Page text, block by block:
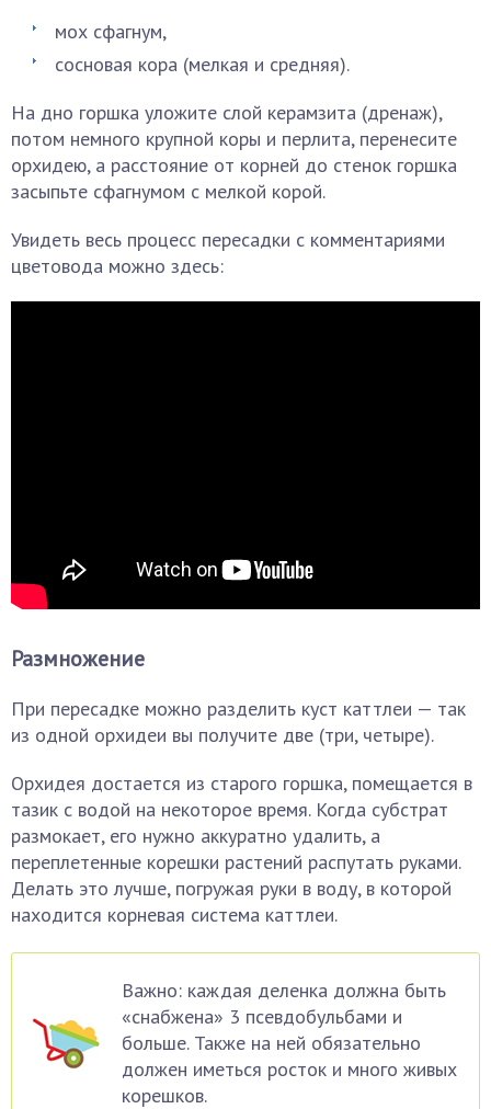
мох сфагнум,
сосновая кора (мелкая и средняя).
На дно горшка уложите слой керамзита (дренаж),
потом немного крупной коры и перлита, перенесите
орхидею, а расстояние от корней до стенок горшка
засыпьте сфагнумом с мелкой корой.
Увидеть весь процесс пересадки с комментариями
цветовода можно здесь:
Размножение
При пересадке можно разделить куст каттлеи — так
из одной орхидеи вы получите две (три, четыре).
Орхидея достается из старого горшка, помещается в
тазик с водой на некоторое время. Когда субстрат
размокает, его нужно аккуратно удалить, а
переплетенные корешки растений распутать руками.
Делать это лучше, погружая руки в воду, в которой
находится корневая система каттлеи.
Важно: каждая деленка должна быть
«снабжена» 3 псевдобульбами и
больше. Также на ней обязательно
должен иметься росток и много живых
корешков.